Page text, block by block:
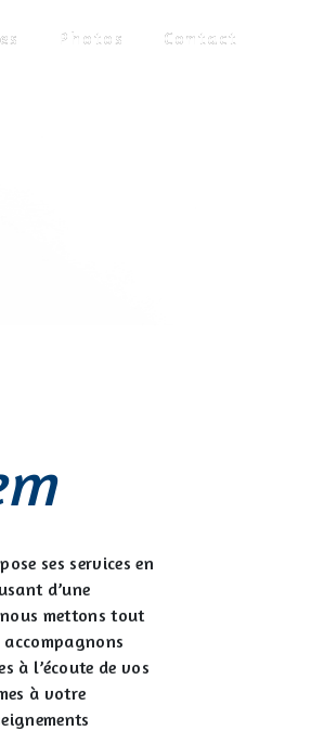
Photos Contact
ses services en
d’une
mettons tout
à l’écoute de vos
à votre